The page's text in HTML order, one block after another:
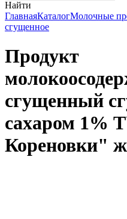
Найти
ГлавнаяКаталогМолочные
сгущенное
Продукт
сгущенный
сахаром 1%
Кореновки"